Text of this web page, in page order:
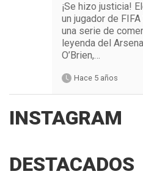
¡Se hizo justicia!
un jugador de
una serie de
leyenda del
O’Brien,…
Hace 5 años
INSTAGRAM
DESTACADOS